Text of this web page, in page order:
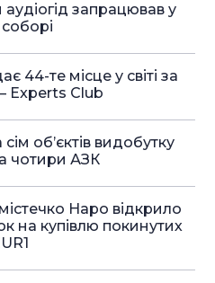
запрацював у
44-те місце у світі за
Club
об’єктів видобутку
чотири АЗК
Наро відкрило
на купівлю покинутих